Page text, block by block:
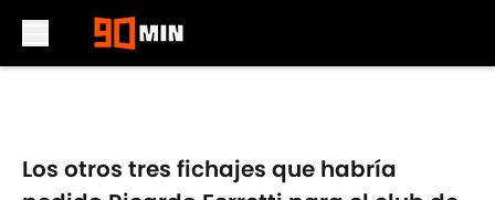
Los otros tres fichajes que habría